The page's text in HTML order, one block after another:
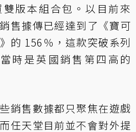
版本組合包。以目前來
售據傳已經達到了《寶可
的 156％，這款突破系列
時是英國銷售第四高的
銷售數據都只聚焦在遊戲
任天堂目前並不會對外提